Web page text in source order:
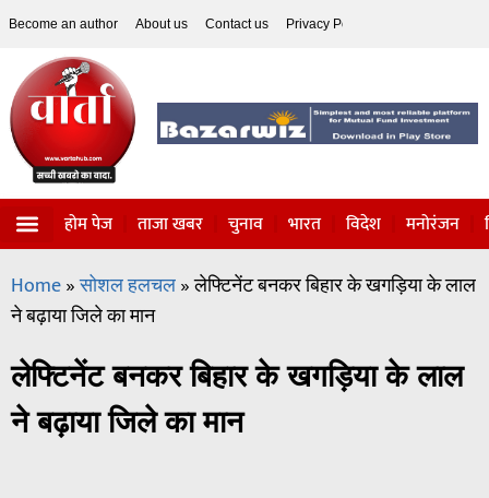
Become an author About us Contact us Privacy Policy
होम पेज ताजा खबर चुनाव भारत विदेश मनोरंजन
Home»सोशल हलचल»लेफ्टिनेंट बनकर बिहार के खगड़िया के लाल
ने बढ़ाया जिले का मान
लेफ्टिनेंट बनकर बिहार के खगड़िया के लाल
ने बढ़ाया जिले का मान